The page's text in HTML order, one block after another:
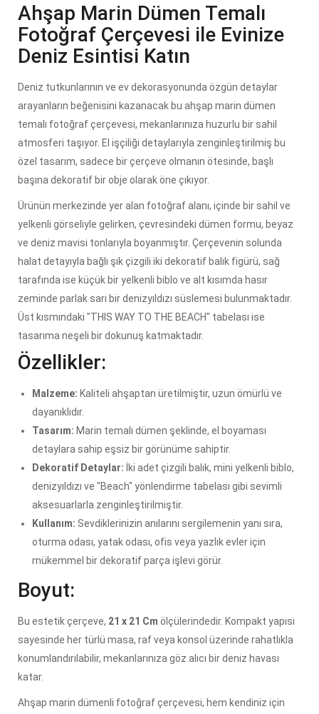
Ahşap Marin Dümen Temalı
Fotoğraf Çerçevesi ile Evinize
Deniz Esintisi Katın
Deniz tutkunlarının ve ev dekorasyonunda özgün detaylar
arayanların beğenisini kazanacak bu ahşap marin dümen
temalı fotoğraf çerçevesi, mekanlarınıza huzurlu bir sahil
atmosferi taşıyor. El işçiliği detaylarıyla zenginleştirilmiş bu
özel tasarım, sadece bir çerçeve olmanın ötesinde, başlı
başına dekoratif bir obje olarak öne çıkıyor.
Ürünün merkezinde yer alan fotoğraf alanı, içinde bir sahil ve
yelkenli görseliyle gelirken, çevresindeki dümen formu, beyaz
ve deniz mavisi tonlarıyla boyanmıştır. Çerçevenin solunda
halat detayıyla bağlı şık çizgili iki dekoratif balık figürü, sağ
tarafında ise küçük bir yelkenli biblo ve alt kısımda hasır
zeminde parlak sarı bir denizyıldızı süslemesi bulunmaktadır.
Üst kısmındaki "THIS WAY TO THE BEACH" tabelası ise
tasarıma neşeli bir dokunuş katmaktadır.
Özellikler:
Malzeme: Kaliteli ahşaptan üretilmiştir, uzun ömürlü ve
dayanıklıdır.
Tasarım: Marin temalı dümen şeklinde, el boyaması
detaylara sahip eşsiz bir görünüme sahiptir.
Dekoratif Detaylar: İki adet çizgili balık, mini yelkenli biblo,
denizyıldızı ve "Beach" yönlendirme tabelası gibi sevimli
aksesuarlarla zenginleştirilmiştir.
Kullanım: Sevdiklerinizin anılarını sergilemenin yanı sıra,
oturma odası, yatak odası, ofis veya yazlık evler için
mükemmel bir dekoratif parça işlevi görür.
Boyut:
Bu estetik çerçeve, 21 x 21 Cm ölçülerindedir. Kompakt yapısı
sayesinde her türlü masa, raf veya konsol üzerinde rahatlıkla
konumlandırılabilir, mekanlarınıza göz alıcı bir deniz havası
katar.
Ahşap marin dümenli fotoğraf çerçevesi, hem kendiniz için